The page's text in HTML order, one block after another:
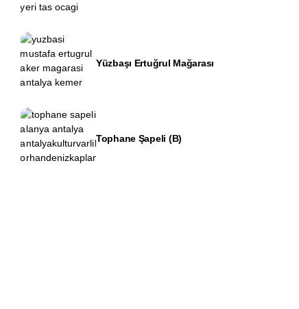
Yüzbaşı Ertuğrul Mağarası
Tophane Şapeli (B)